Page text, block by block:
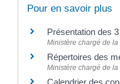
Pour en savoir plus
Présentation des
Ministère chargé de
Répertoires des
Ministère chargé de